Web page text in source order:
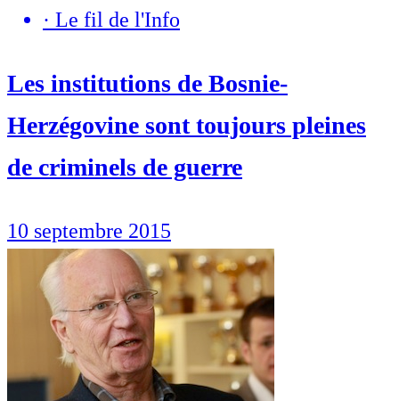
· Le fil de l'Info
Les institutions de Bosnie-
Herzégovine sont toujours pleines
de criminels de guerre
10 septembre 2015